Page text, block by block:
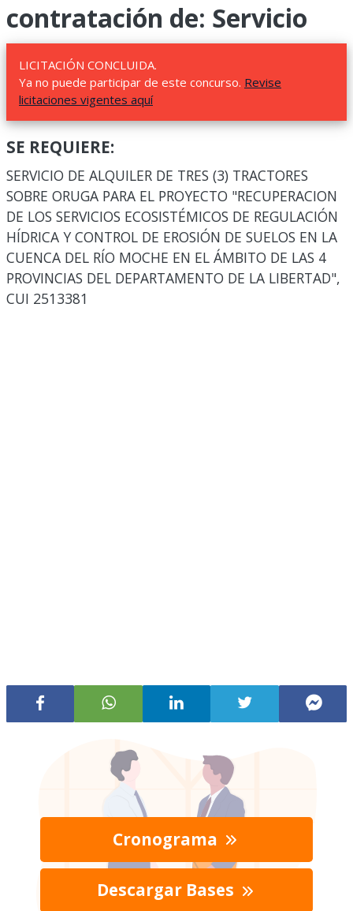
contratación de: Servicio
LICITACIÓN CONCLUIDA.
Ya no puede participar de este concurso. Revise
licitaciones vigentes aquí
SE REQUIERE:
SERVICIO DE ALQUILER DE TRES (3) TRACTORES
SOBRE ORUGA PARA EL PROYECTO "RECUPERACION
DE LOS SERVICIOS ECOSISTÉMICOS DE REGULACIÓN
HÍDRICA Y CONTROL DE EROSIÓN DE SUELOS EN LA
CUENCA DEL RÍO MOCHE EN EL ÁMBITO DE LAS 4
PROVINCIAS DEL DEPARTAMENTO DE LA LIBERTAD",
CUI 2513381
Cronograma
Descargar Bases